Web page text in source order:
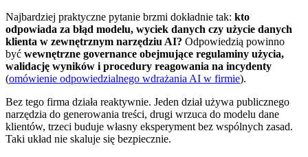
Najbardziej praktyczne pytanie brzmi dokładnie tak: kto
odpowiada za błąd modelu, wyciek danych czy użycie danych
klienta w zewnętrznym narzędziu AI? Odpowiedzią powinno
być wewnętrzne governance obejmujące regulaminy użycia,
walidację wyników i procedury reagowania na incydenty
(omówienie odpowiedzialnego wdrażania AI w firmie).
Bez tego firma działa reaktywnie. Jeden dział używa publicznego
narzędzia do generowania treści, drugi wrzuca do modelu dane
klientów, trzeci buduje własny eksperyment bez wspólnych zasad.
Taki układ nie skaluje się bezpiecznie.